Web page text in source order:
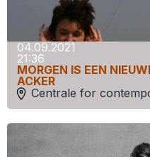
04.09.2021
21:36
MORGEN IS EEN
ACKER
Centrale for